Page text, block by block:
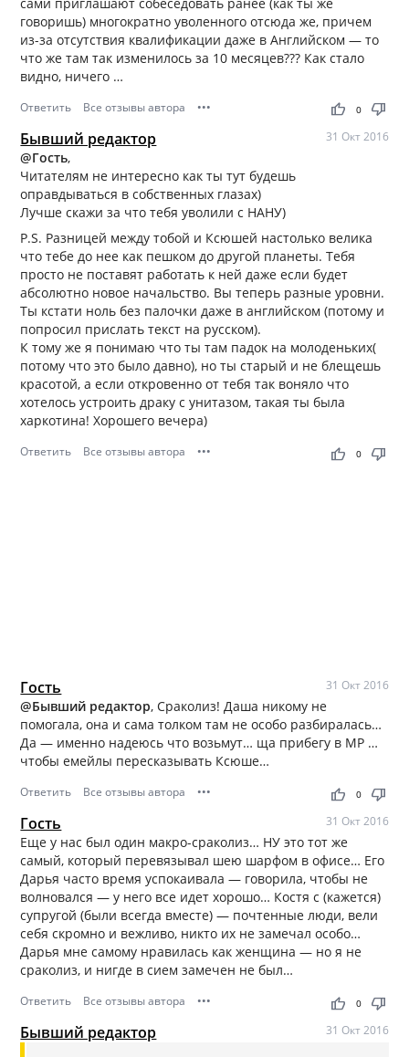
говоришь) многократно уволенного отсюда же, причем
из-за отсутствия квалификации даже в Английском — то
что же там так изменилось за 10 месяцев??? Как стало
видно, ничего …
Ответить Все отзывы автора ••• thumb_up thumb_down
0
Бывший редактор 31 Окт 2016
@Гость,
Читателям не интересно как ты тут будешь
оправдываться в собственных глазах)
Лучше скажи за что тебя уволили с НАНУ)
P.S. Разницей между тобой и Ксюшей настолько велика
что тебе до нее как пешком до другой планеты. Тебя
просто не поставят работать к ней даже если будет
абсолютно новое начальство. Вы теперь разные уровни.
Ты кстати ноль без палочки даже в английском (потому и
попросил прислать текст на русском).
К тому же я понимаю что ты там падок на молоденьких(
потому что это было давно), но ты старый и не блещешь
красотой, а если откровенно от тебя так воняло что
хотелось устроить драку с унитазом, такая ты была
харкотина! Хорошего вечера)
Ответить Все отзывы автора ••• thumb_up thumb_down
0
Гость 31 Окт 2016
@Бывший редактор, Сраколиз! Даша никому не
помогала, она и сама толком там не особо разбиралась…
Да — именно надеюсь что возьмут… ща прибегу в МР …
чтобы емейлы пересказывать Ксюше…
Ответить Все отзывы автора ••• thumb_up thumb_down
0
Гость 31 Окт 2016
Еще у нас был один макро-сраколиз… НУ это тот же
самый, который перевязывал шею шарфом в офисе… Его
Дарья часто время успокаивала — говорила, чтобы не
волновался — у него все идет хорошо… Костя с (кажется)
супругой (были всегда вместе) — почтенные люди, вели
себя скромно и вежливо, никто их не замечал особо…
Дарья мне самому нравилась как женщина — но я не
сраколиз, и нигде в сием замечен не был…
Ответить Все отзывы автора ••• thumb_up thumb_down
0
Бывший редактор 31 Окт 2016